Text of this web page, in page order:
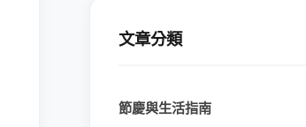
文章分類
節慶與生活指南